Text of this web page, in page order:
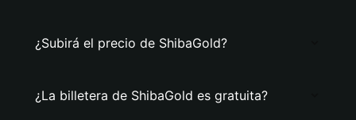
¿Subirá el precio de ShibaGold?
¿La billetera de ShibaGold es gratuita?